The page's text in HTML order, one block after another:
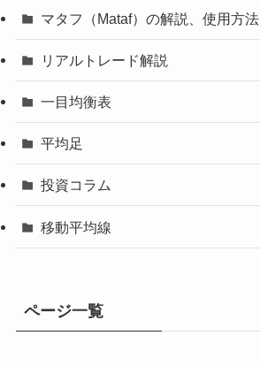
マタフ（Mataf）の解説、使用方法
リアルトレード解説
一目均衡表
平均足
投資コラム
移動平均線
ページ一覧